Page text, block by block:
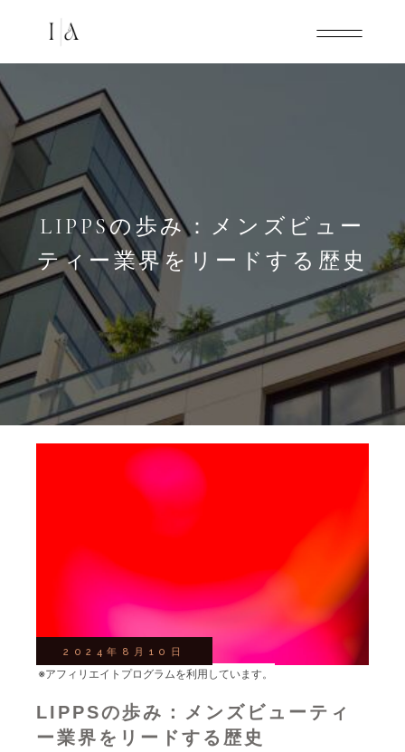
LIPPSの歩み：メンズビュー
ティー業界をリードする歴史
2024年8月10日
LIPPSの歩み：メンズビューティ
ー業界をリードする歴史
※アフィリエイトプログラムを利用しています。